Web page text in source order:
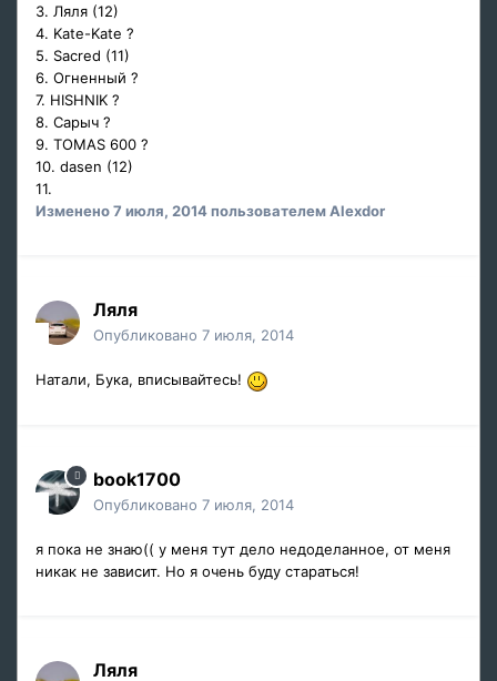
3. Ляля (12)
4. Kate-Kate ?
5. Sacred (11)
6. Огненный ?
7. HISHNIK ?
8. Сарыч ?
9. TOMAS 600 ?
10. dasen (12)
11.
Изменено7 июля, 2014пользователем Alexdor
Ляля
Опубликовано 7 июля, 2014
Натали, Бука, вписывайтесь!
book1700
Опубликовано 7 июля, 2014
я пока не знаю(( у меня тут дело недоделанное, от меня
никак не зависит. Но я очень буду стараться!
Ляля